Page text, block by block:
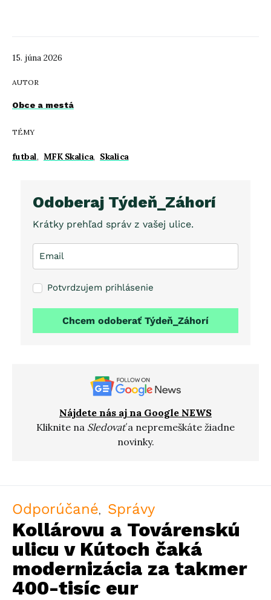
15. júna 2026
AUTOR
Obce a mestá
TÉMY
futbal, MFK Skalica, Skalica
Odoberaj Týdeň_Záhorí
Krátky prehľad správ z vašej ulice.
Potvrdzujem prihlásenie
Chcem odoberať Týdeň_Záhorí
Nájdete nás aj na Google NEWS
Kliknite na Sledovaťa nepremeškáte žiadne
novinky.
Odporúčané Správy
Kollárovu a Továrenskú
ulicu v Kútoch čaká
modernizácia za takmer
400-tisíc eur